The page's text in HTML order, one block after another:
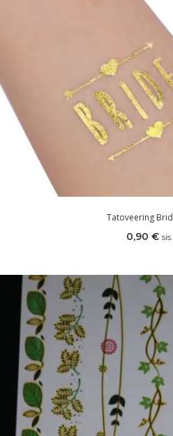
Tatoveering
0,90 €